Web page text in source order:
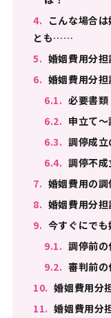
4. こんな場合
とも……
5. 婚姻費用分
6. 婚姻費用分
6.1. 必要書類
6.2. 申立て
6.3. 調停成立
6.4. 調停不成
7. 婚姻費用の
8. 婚姻費用分
9. 今すぐにで
9.1. 調停前
9.2. 審判前
10. 婚姻費用分
11. 婚姻費用分